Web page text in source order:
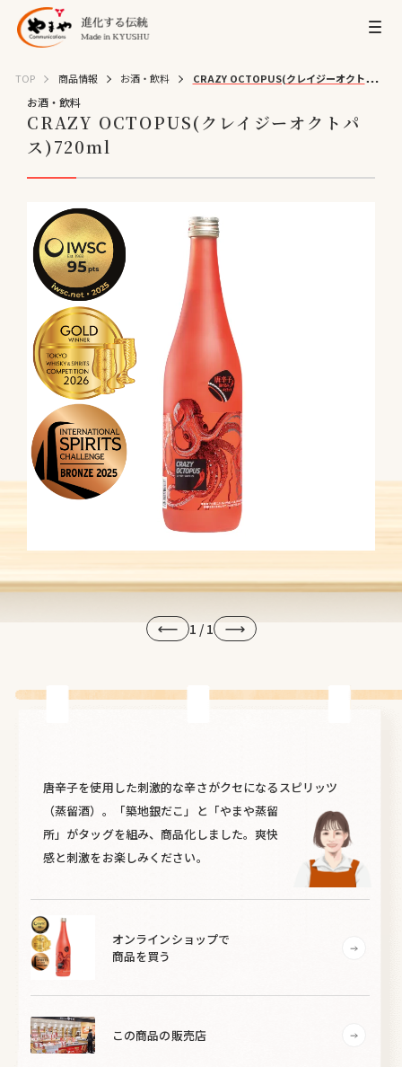
TOP 商品情報 お酒・飲料
CRAZY OCTOPUS(クレイジーオクトパ
ス)720ml
お酒・飲料
CRAZY OCTOPUS(クレイジーオクトパ
ス)720ml
1 / 1
唐辛子を使用した刺激的な辛さがクセになるスピリッツ
（蒸留酒）。「築地銀だこ」と「やまや蒸留
所」がタッグを組み、商品化しました。爽快
感と刺激をお楽しみください。
オンラインショップで
商品を買う
この商品の販売店